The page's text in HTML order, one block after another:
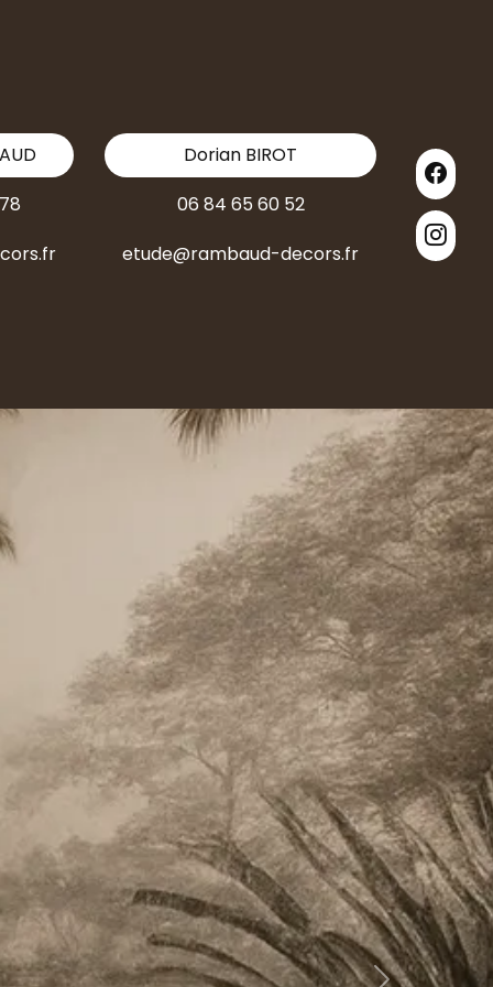
Dorian BIROT
06 84 65 60 52
etude@rambaud-decors.fr